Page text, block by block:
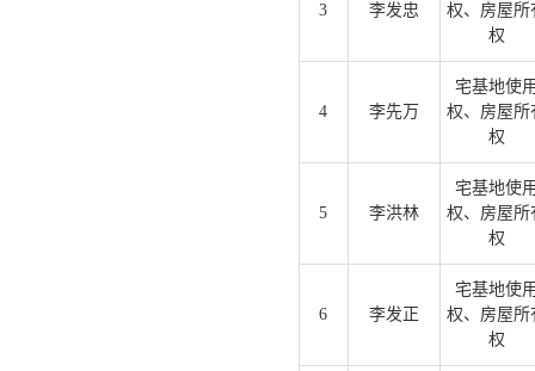
3 李发忠
权、房屋所
权
4 李先万
宅基地使
权、房屋所
权
5 李洪林
宅基地使
权、房屋所
权
6 李发正
宅基地使
权、房屋所
权